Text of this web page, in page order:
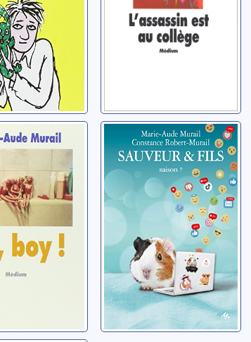
! Sauveur et fils 07
Murail, Marie-Aude